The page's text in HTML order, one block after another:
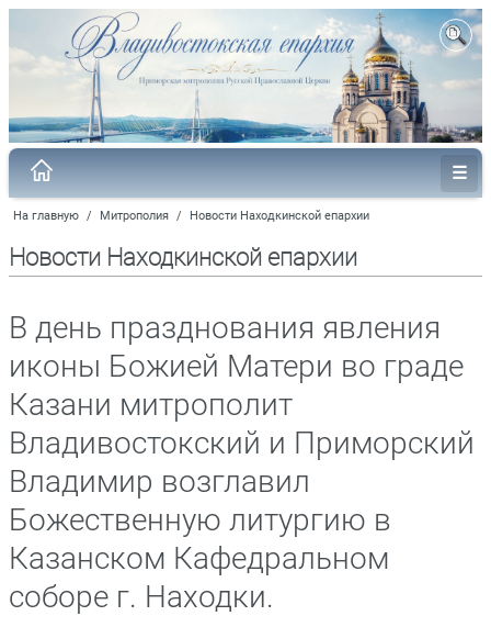
На главную / Митрополия / Новости Находкинской епархии
Новости Находкинской епархии
В день празднования явления
иконы Божией Матери во граде
Казани митрополит
Владивостокский и Приморский
Владимир возглавил
Божественную литургию в
Казанском Кафедральном
соборе г. Находки.